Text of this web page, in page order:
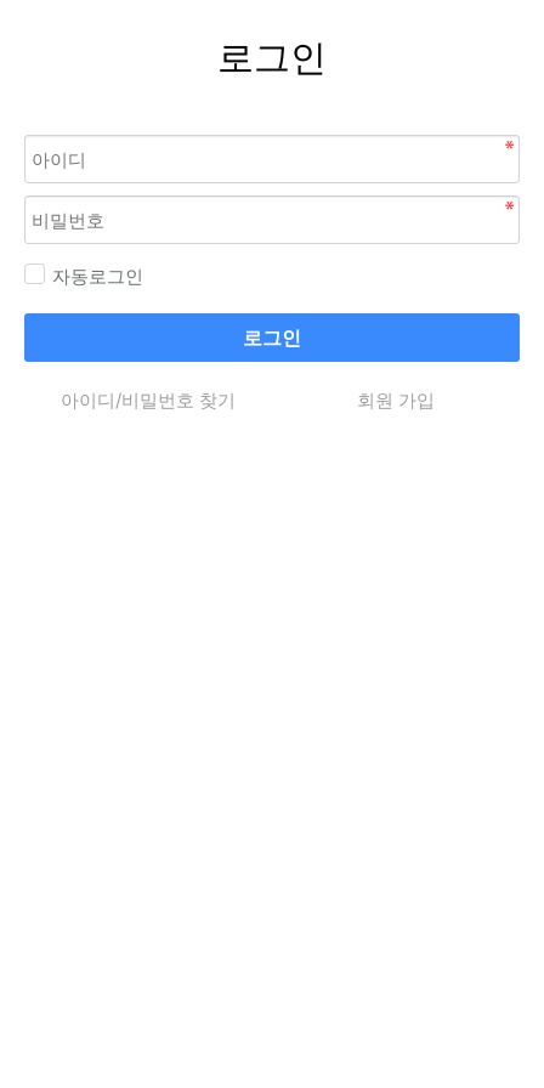
로그인
자동로그인
로그인
아이디/비밀번호 찾기 회원 가입